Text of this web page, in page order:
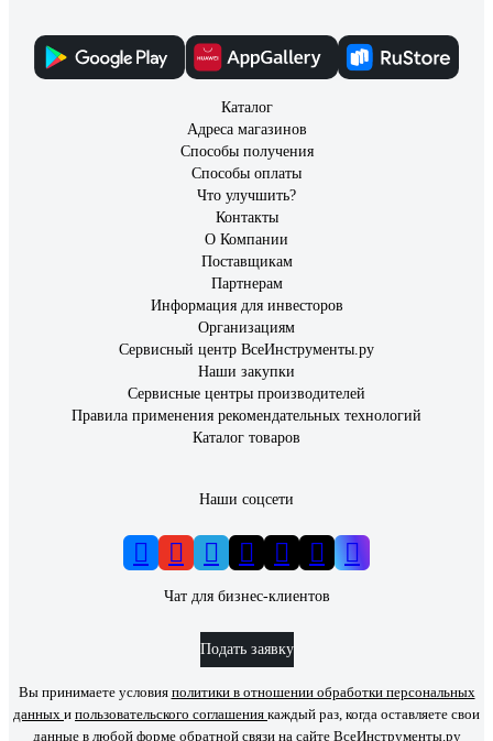
Каталог
Адреса магазинов
Способы получения
Способы оплаты
Что улучшить?
Контакты
О Компании
Поставщикам
Партнерам
Информация для инвесторов
Организациям
Сервисный центр ВсеИнструменты.ру
Наши закупки
Сервисные центры производителей
Правила применения рекомендательных технологий
Каталог товаров
Наши соцсети
Чат для бизнес-клиентов
Подать заявку
Вы принимаете условия политики в отношении обработки персональных
данных и пользовательского соглашения каждый раз, когда оставляете свои
данные в любой форме обратной связи на сайте ВсеИнструменты.ру